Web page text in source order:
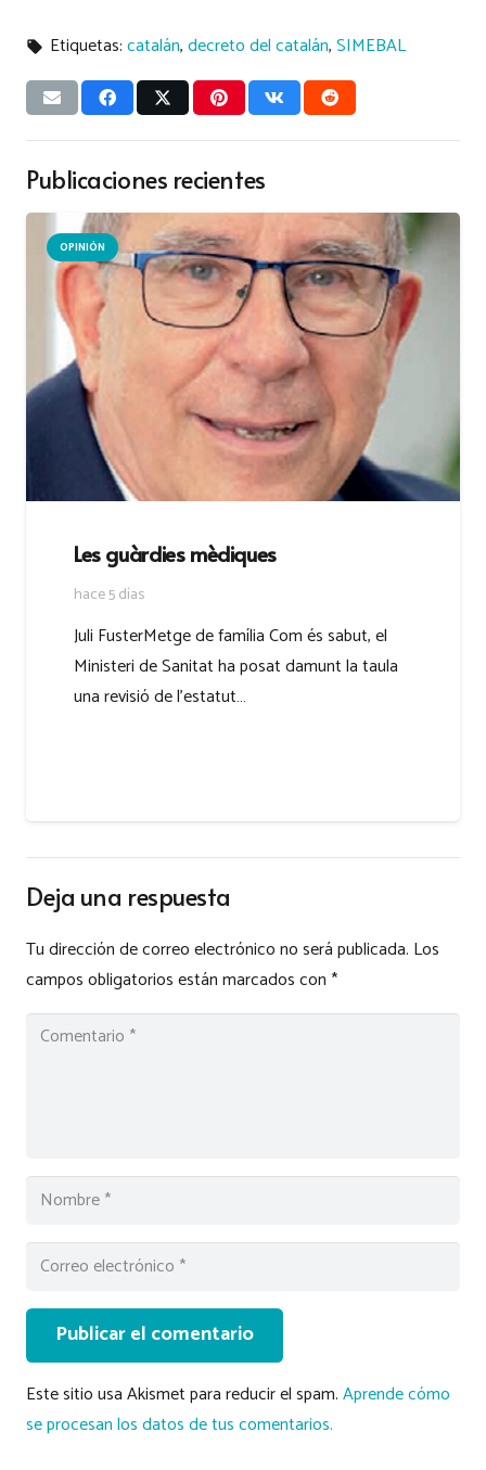
local_offer Etiquetas:catalán,decreto del catalán,SIMEBAL
Publicaciones recientes
OPINIÓN
Les guàrdies mèdiques
hace 5 días
Juli FusterMetge de família Com és sabut, el
Ministeri de Sanitat ha posat damunt la taula
una revisió de l’estatut…
Deja una respuesta
Tu dirección de correo electrónico no será publicada. Los
campos obligatorios están marcados con*
Publicar el comentario
Este sitio usa Akismet para reducir el spam.Aprende cómo
se procesan los datos de tus comentarios.